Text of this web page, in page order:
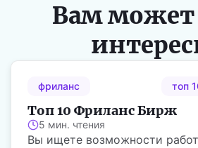
Вам может
фриланс топ
Топ 10 Фриланс Бирж
5 мин. чтения
Вы ищете возможности